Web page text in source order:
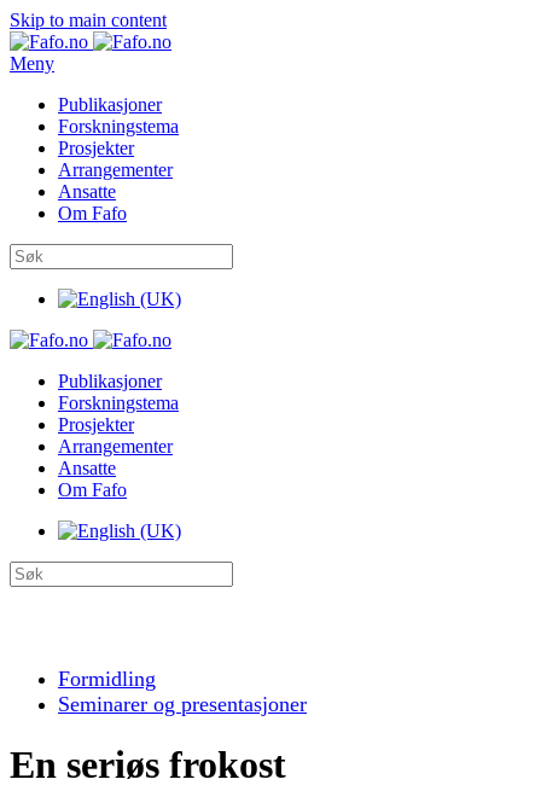
Skip to main content
Meny
Publikasjoner
Forskningstema
Prosjekter
Arrangementer
Ansatte
Om Fafo
Publikasjoner
Forskningstema
Prosjekter
Arrangementer
Ansatte
Om Fafo
Formidling
Seminarer og presentasjoner
En seriøs frokost